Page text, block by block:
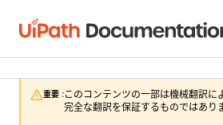
重要 :このコンテンツの一部は機械翻訳に
完全な翻訳を保証するものではあり